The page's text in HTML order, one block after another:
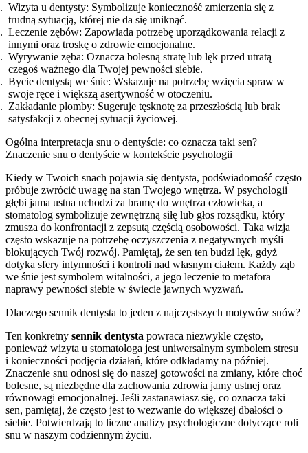
Wizyta u dentysty: Symbolizuje konieczność zmierzenia się z
trudną sytuacją, której nie da się uniknąć.
Leczenie zębów: Zapowiada potrzebę uporządkowania relacji z
innymi oraz troskę o zdrowie emocjonalne.
Wyrywanie zęba: Oznacza bolesną stratę lub lęk przed utratą
czegoś ważnego dla Twojej pewności siebie.
Bycie dentystą we śnie: Wskazuje na potrzebę wzięcia spraw w
swoje ręce i większą asertywność w otoczeniu.
Zakładanie plomby: Sugeruje tęsknotę za przeszłością lub brak
satysfakcji z obecnej sytuacji życiowej.
Ogólna interpretacja snu o dentyście: co oznacza taki sen?
Znaczenie snu o dentyście w kontekście psychologii
Kiedy w Twoich snach pojawia się dentysta, podświadomość często
próbuje zwrócić uwagę na stan Twojego wnętrza. W psychologii
głębi jama ustna uchodzi za bramę do wnętrza człowieka, a
stomatolog symbolizuje zewnętrzną siłę lub głos rozsądku, który
zmusza do konfrontacji z zepsutą częścią osobowości. Taka wizja
często wskazuje na potrzebę oczyszczenia z negatywnych myśli
blokujących Twój rozwój. Pamiętaj, że sen ten budzi lęk, gdyż
dotyka sfery intymności i kontroli nad własnym ciałem. Każdy ząb
we śnie jest symbolem witalności, a jego leczenie to metafora
naprawy pewności siebie w świecie jawnych wyzwań.
Dlaczego sennik dentysta to jeden z najczęstszych motywów snów?
Ten konkretny sennik dentysta powraca niezwykle często,
ponieważ wizyta u stomatologa jest uniwersalnym symbolem stresu
i konieczności podjęcia działań, które odkładamy na później.
Znaczenie snu odnosi się do naszej gotowości na zmiany, które choć
bolesne, są niezbędne dla zachowania zdrowia jamy ustnej oraz
równowagi emocjonalnej. Jeśli zastanawiasz się, co oznacza taki
sen, pamiętaj, że często jest to wezwanie do większej dbałości o
siebie. Potwierdzają to liczne analizy psychologiczne dotyczące roli
snu w naszym codziennym życiu.